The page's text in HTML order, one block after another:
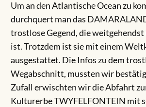
Um an den Atlantische Ocean zu
durchquert man das
trostlose Gegend, die weitgehendst
ist. Trotzdem ist sie mit einem
ausgestattet. Die Infos zu dem
Wegabschnitt, mussten wir
Zufall erwischten wir die Abfahrt
Kulturerbe TWYFELFONTEIN mit